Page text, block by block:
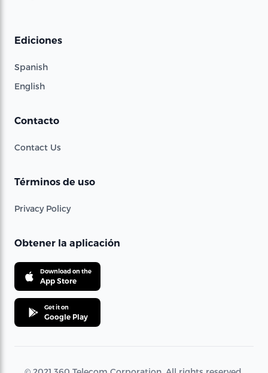
Ediciones
Spanish
English
Contacto
Contact Us
Términos de uso
Privacy Policy
Obtener la aplicación
Download on the
App Store
Get it on
Google Play